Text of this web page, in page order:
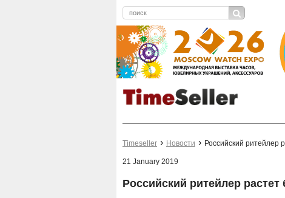
Timeseller Новости Российский ритейлер
21 January 2019
Российский ритейлер